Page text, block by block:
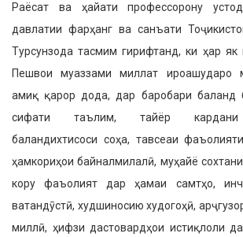
Раёсат ва ҳайати профессоро­ну
давлатии фарҳанг ва санъати
Турсунзода тасмим ги­рифтанд, ки ҳар
Пешвои муаззами миллат ироашударо
амиқ қарор дода, дар баробари баланд
сифати таълим, тайёр кардани
баландихтисоси соҳа, тавсеаи
ҳамкориҳои байналмилалӣ, муҳайё
кору фаъолият дар ҳамаи самтҳо,
ватандӯстӣ, худшиносию худогоҳӣ,
миллӣ, ҳифзи дастовардҳои истиқло­ли